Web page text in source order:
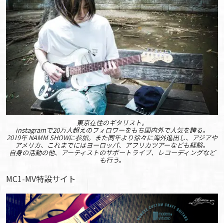
東京在住のギタリスト。
instagramで20万人超えのフォロワーをもち国内外で人気を誇る。
2019年 NAMM SHOWに参加。また同年より徐々に海外進出し、アジアや
アメリカ、これまでにはヨーロッパ、アフリカツアーなども経験。
自身の活動の他、アーティストのサポートライブ、レコーディングなど
も行う。
MC1-MV特設サイト